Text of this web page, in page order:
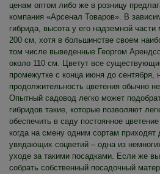
ценам оптом либо же в розницу
компания «Арсенал Товаров». В
гибрида, высота у его надземной
200 см, хотя в большинстве своем
том числе выведенные Георгом
около 110 см. Цветут все
промежутке с конца июня до сентября,
продолжительность цветения обычно
Опытный садовод легко может
гибридов такие, которые позволяют
обеспечить в саду постоянное
когда на смену одним сортам приходят
увядающих соцветий – одна из
уходе за такими посадками. Если же
собрать собственный посадочный